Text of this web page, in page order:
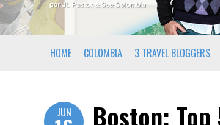
HOME COLOMBIA 3 TRAVEL BLOGGERS
JUN Boston: